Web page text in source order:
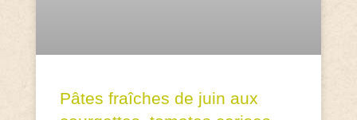
Pâtes fraîches de juin aux